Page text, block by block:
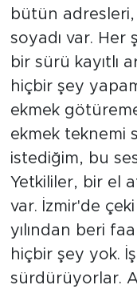
bütün adresleri,
soyadı var. Her
bir sürü kayıtlı
hiçbir şey
ekmek
ekmek teknemi
istediğim, bu
Yetkililer, bir el
var. İzmir'de
yılından beri
hiçbir şey yok.
sürdürüyorlar.